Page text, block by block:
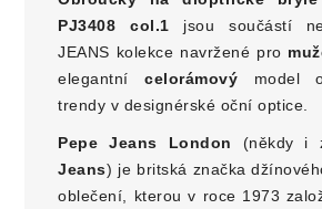
PJ3408 col.1 jsou součástí
JEANS kolekce navržené pro
elegantnícelorámový model
trendy v designérské oční optice.
Pepe Jeans London (někdy i
Jeans) je britská značka
oblečení, kterou v roce 1973